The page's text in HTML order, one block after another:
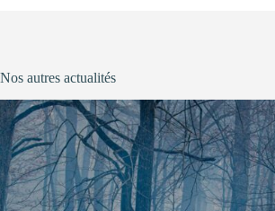
Nos autres actualités